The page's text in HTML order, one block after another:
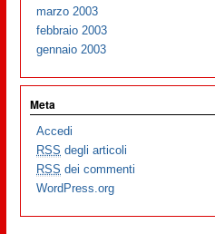
marzo 2003
febbraio 2003
gennaio 2003
Meta
Accedi
RSS degli articoli
RSS dei commenti
WordPress.org